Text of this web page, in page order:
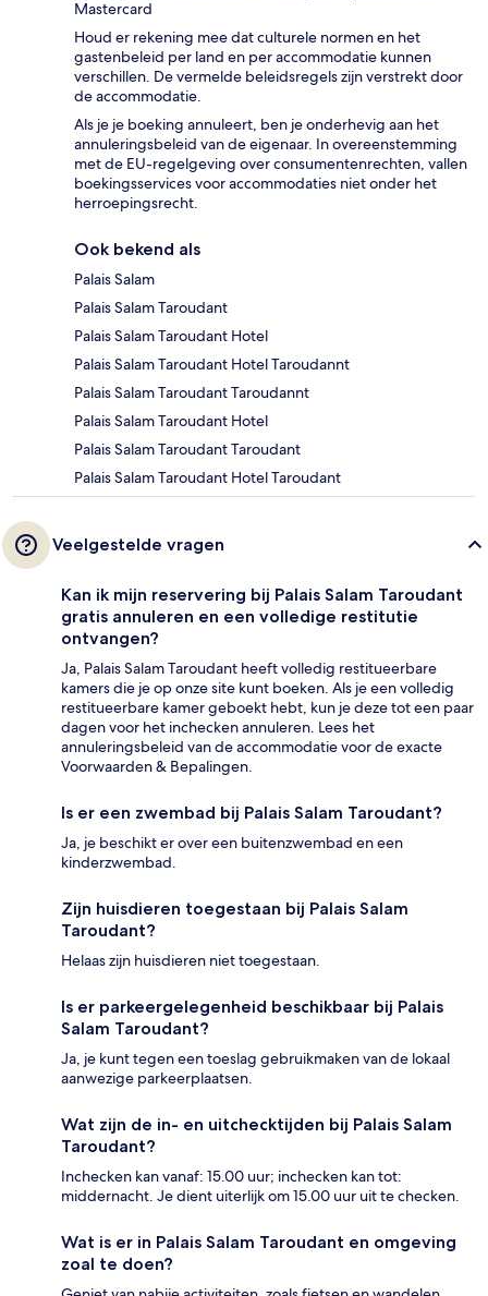
Mastercard
Houd er rekening mee dat culturele normen en het
gastenbeleid per land en per accommodatie kunnen
verschillen. De vermelde beleidsregels zijn verstrekt door
de accommodatie.
Als je je boeking annuleert, ben je onderhevig aan het
annuleringsbeleid van de eigenaar. In overeenstemming
met de EU-regelgeving over consumentenrechten, vallen
boekingsservices voor accommodaties niet onder het
herroepingsrecht.
Ook bekend als
Palais Salam
Palais Salam Taroudant
Palais Salam Taroudant Hotel
Palais Salam Taroudant Hotel Taroudannt
Palais Salam Taroudant Taroudannt
Palais Salam Taroudant Hotel
Palais Salam Taroudant Taroudant
Palais Salam Taroudant Hotel Taroudant
Veelgestelde vragen
Kan ik mijn reservering bij Palais Salam Taroudant
gratis annuleren en een volledige restitutie
ontvangen?
Ja, Palais Salam Taroudant heeft volledig restitueerbare
kamers die je op onze site kunt boeken. Als je een volledig
restitueerbare kamer geboekt hebt, kun je deze tot een paar
dagen voor het inchecken annuleren. Lees het
annuleringsbeleid van de accommodatie voor de exacte
Voorwaarden & Bepalingen.
Is er een zwembad bij Palais Salam Taroudant?
Ja, je beschikt er over een buitenzwembad en een
kinderzwembad.
Zijn huisdieren toegestaan bij Palais Salam
Taroudant?
Helaas zijn huisdieren niet toegestaan.
Is er parkeergelegenheid beschikbaar bij Palais
Salam Taroudant?
Ja, je kunt tegen een toeslag gebruikmaken van de lokaal
aanwezige parkeerplaatsen.
Wat zijn de in- en uitchecktijden bij Palais Salam
Taroudant?
Inchecken kan vanaf: 15.00 uur; inchecken kan tot:
middernacht. Je dient uiterlijk om 15.00 uur uit te checken.
Wat is er in Palais Salam Taroudant en omgeving
zoal te doen?